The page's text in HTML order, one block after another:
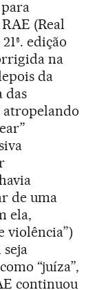
(Real
edição
na
da
das
atropelando
de uma
ela,
violência”)
“juíza”,
continuou